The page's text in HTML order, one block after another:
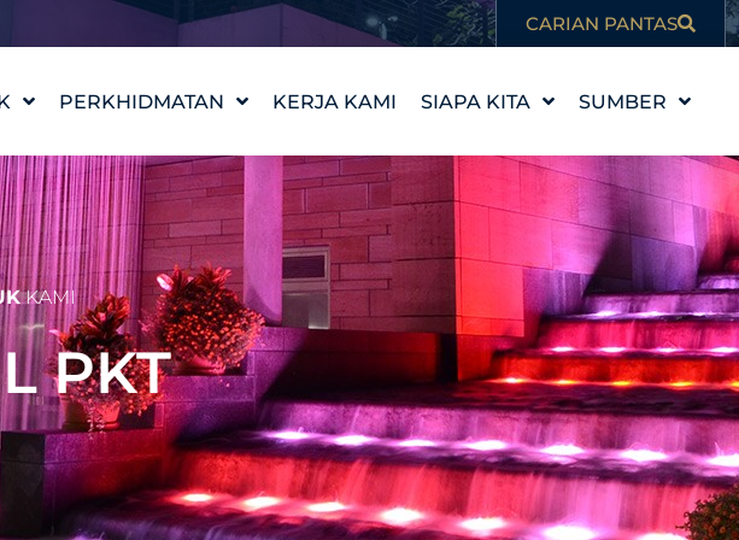
CARIAN PANTAS
PERKHIDMATAN
REKA BENTUK CIRI AIR
WATERLAB™
PRODUK DAN
SOKONGAN TEKNIKAL
KERJA KAMI SIAPA KITA
KISAH KAMI
NILAI KAMI
TEMUI PASUKAN
KERJAYA
SUMBER
PENDIDIKAN
BLOG
DALAM BERITA
KAMI
PKT